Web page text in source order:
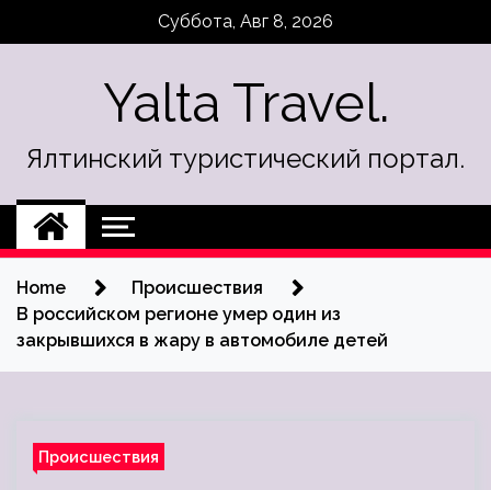
Суббота, Авг 8, 2026
Yalta Travel.
Ялтинский туристический портал.
Home
Происшествия
В российском регионе умер один из
закрывшихся в жару в автомобиле детей
Происшествия